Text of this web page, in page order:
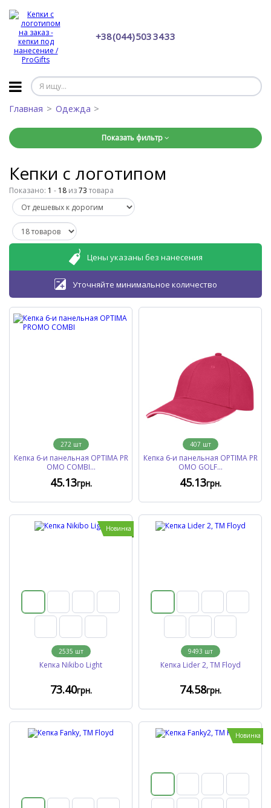
+38 (044) 503 34 33
Главная Одежда
Показать фильтр
Кепки с логотипом
Показано: 1 - 18 из73 товара
Цены указаны без нанесения
Уточняйте минимальное количество
272 шт
Кепка 6-и панельная OPTIMA PR
OMO COMBI...
45.13грн.
407 шт
Кепка 6-и панельная OPTIMA PR
OMO GOLF...
45.13грн.
Новинка
2535 шт
Кепка Nikibo Light
73.40грн.
9493 шт
Кепка Lider 2, TM Floyd
74.58грн.
Новинка